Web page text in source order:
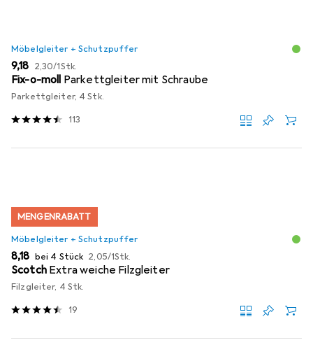
Möbelgleiter + Schutzpuffer
EUR
9,18 EUR
2,30/1Stk.
Fix-o-moll Parkettgleiter mit Schraube
Parkettgleiter, 4 Stk.
113
MENGENRABATT
Möbelgleiter + Schutzpuffer
EUR
8,18 bei 4 Stück EUR
2,05/1Stk.
Scotch Extra weiche Filzgleiter
Filzgleiter, 4 Stk.
19